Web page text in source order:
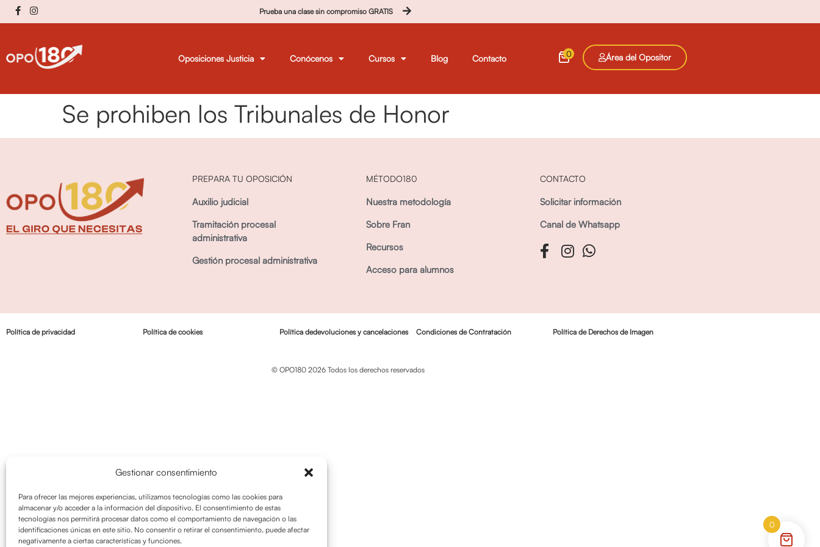
Gestionar consentimiento
Para ofrecer las mejores experiencias, utilizamos tecnologías como las cookies para
almacenar y/o acceder a la información del dispositivo. El consentimiento de estas
tecnologías nos permitirá procesar datos como el comportamiento de navegación o las
identificaciones únicas en este sitio. No consentir o retirar el consentimiento, puede afectar
negativamente a ciertas características y funciones.
Prueba una clase sin compromiso GRATIS
Oposiciones Justicia Conócenos Cursos Blog Contacto 0 Área del Opositor
Se prohiben los Tribunales de Honor
PREPARA TU OPOSICIÓN
Auxilio judicial
Tramitación procesal
administrativa
Gestión procesal administrativa
MÉTODO180
Nuestra metodología
Sobre Fran
Recursos
Acceso para alumnos
CONTACTO
Solicitar información
Canal de Whatsapp
Política de privacidad Política de cookies Política dedevoluciones y cancelaciones Condiciones de Contratación Política de Derechos de Imagen
© OPO180 2026 Todos los derechos reservados
0